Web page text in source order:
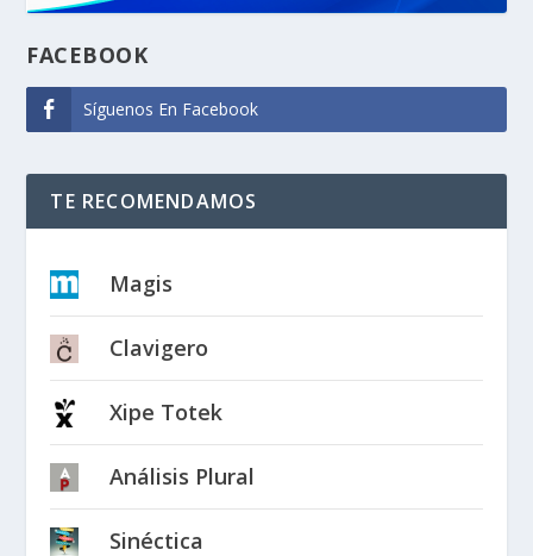
FACEBOOK
Síguenos En Facebook
TE RECOMENDAMOS
Magis
Clavigero
Xipe Totek
Análisis Plural
Sinéctica